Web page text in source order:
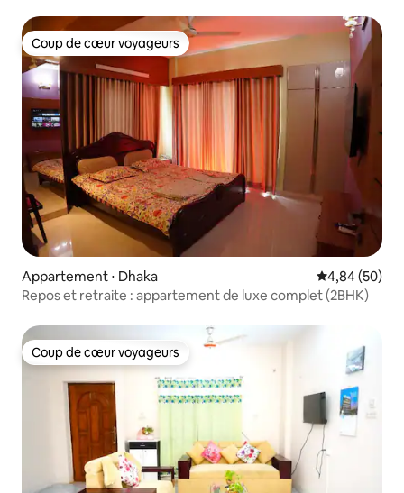
Coup de cœur voyageurs
Coup de cœur voyageurs
Appartement ⋅ Dhaka Évaluation
4,84 (50)
Repos et retraite : appartement de luxe complet (2BHK)
Coup de cœur voyageurs
Coup de cœur voyageurs